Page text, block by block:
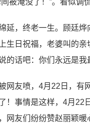
被淹没了！”。看似调
延，终老一生。顾廷
生日祝福，老婆叫的
的话吧：你们永远是
网友喷，4月22日，
！事情是这样，4月
网友们纷纷赞赵丽颖